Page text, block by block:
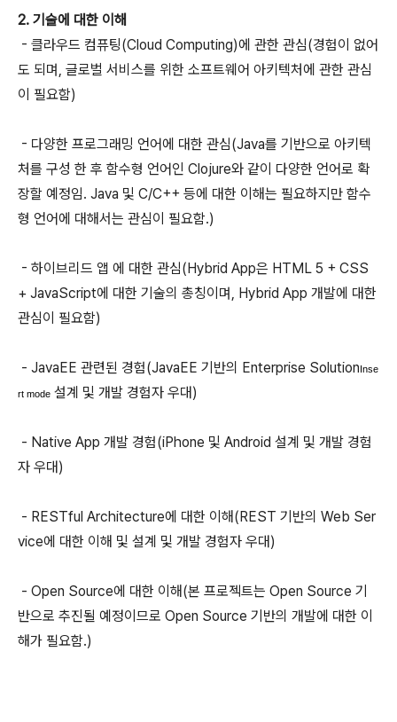
2. 기술에 대한 이해
- 클라우드 컴퓨팅(Cloud Computing)에 관한 관심(경험이 없어
도 되며, 글로벌 서비스를 위한 소프트웨어 아키텍처에 관한 관심
이 필요함)
- 다양한 프로그래밍 언어에 대한 관심(Java를 기반으로 아키텍
처를 구성 한 후 함수형 언어인 Clojure와 같이 다양한 언어로 확
장할 예정임. Java 및 C/C++ 등에 대한 이해는 필요하지만 함수
형 언어에 대해서는 관심이 필요함.)
- 하이브리드 앱 에 대한 관심(Hybrid App은 HTML 5 + CSS
+ JavaScript에 대한 기술의 총칭이며, Hybrid App 개발에 대한
관심이 필요함)
- JavaEE 관련된 경험(JavaEE 기반의 Enterprise SolutionInse
rt mode 설계 및 개발 경험자 우대)
- Native App 개발 경험(iPhone 및 Android 설계 및 개발 경험
자 우대)
- RESTful Architecture에 대한 이해(REST 기반의 Web Ser
vice에 대한 이해 및 설계 및 개발 경험자 우대)
- Open Source에 대한 이해(본 프로젝트는 Open Source 기
반으로 추진될 예정이므로 Open Source 기반의 개발에 대한 이
해가 필요함.)